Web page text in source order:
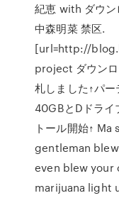
紀恵 with ダウ
中森明菜 禁区.
[url=http://
project ダウン
札しました↑パ
40GBとDドライ
トール開始↑
gentleman
even blew your
marijuana light